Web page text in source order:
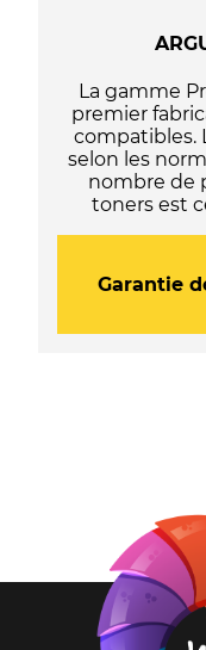
La gamme
premier
compatibles.
selon les
nombre de
toners est
Garantie